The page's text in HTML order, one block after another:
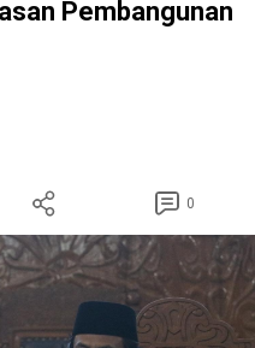
Pembangunan
0